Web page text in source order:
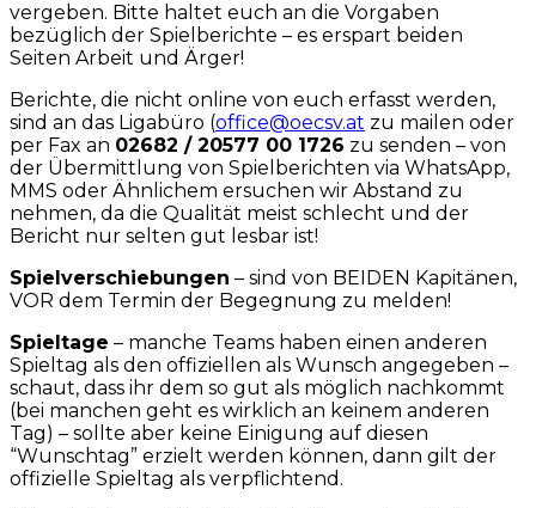
vergeben. Bitte haltet euch an die Vorgaben
bezüglich der Spielberichte – es erspart beiden
Seiten Arbeit und Ärger!
Berichte, die nicht online von euch erfasst werden,
sind an das Ligabüro (office@oecsv.at zu mailen oder
per Fax an 02682 / 20577 00 1726 zu senden – von
der Übermittlung von Spielberichten via WhatsApp,
MMS oder Ähnlichem ersuchen wir Abstand zu
nehmen, da die Qualität meist schlecht und der
Bericht nur selten gut lesbar ist!
Spielverschiebungen – sind von BEIDEN Kapitänen,
VOR dem Termin der Begegnung zu melden!
Spieltage – manche Teams haben einen anderen
Spieltag als den offiziellen als Wunsch angegeben –
schaut, dass ihr dem so gut als möglich nachkommt
(bei manchen geht es wirklich an keinem anderen
Tag) – sollte aber keine Einigung auf diesen
“Wunschtag” erzielt werden können, dann gilt der
offizielle Spieltag als verpflichtend.